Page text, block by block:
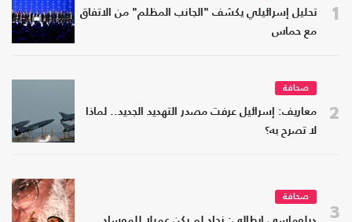
1
تحليل إسرائيلي يكشف "الجانب المظلم" من الاتفاق
مع حماس
2
صحافة
معاريف: إسرائيل عرفت مصدر التهديد الجديد.. لماذا
لا تصرح به؟
3
صحافة